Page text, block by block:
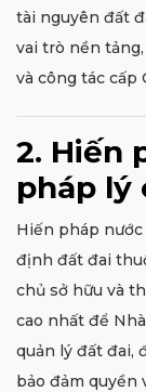
tài nguyên đất
vai trò nền
và công tác cấp
2. Hiến
pháp lý
Hiến pháp
định đất đai
chủ sở hữu và
cao nhất để
quản lý đất đai,
bảo đảm quyền